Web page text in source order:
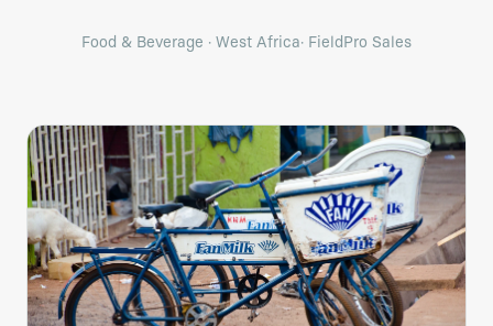
Food & Beverage · West Africa· FieldPro Sales